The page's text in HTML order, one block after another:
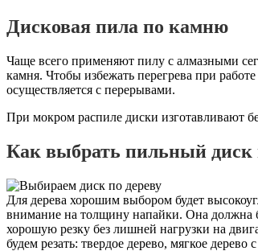
Дисковая пила по камню
Чаще всего применяют пилу с алмазными
камня. Чтобы избежать перегрева при
осуществляется с перерывами.
При мокром распиле диски изготавливают
Как выбрать пильный диск
Для дерева хорошим выбором будет
внимание на толщину напайки. Она должна
хорошую резку без лишней нагрузки на
будем резать: твердое дерево, мягкое